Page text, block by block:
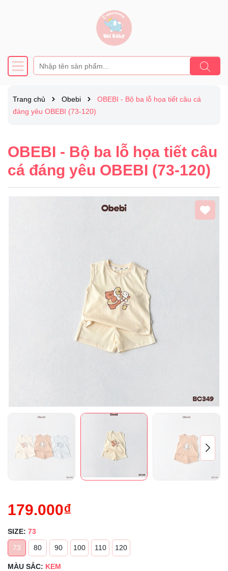
Trang chủ Obebi
OBEBI - Bộ ba lỗ họa tiết câu cá
đáng yêu OBEBI (73-120)
OBEBI - Bộ ba lỗ họa tiết câu
cá đáng yêu OBEBI (73-120)
179.000₫
SIZE: 73
73
80 90 100 110 120
MÀU SẮC: KEM